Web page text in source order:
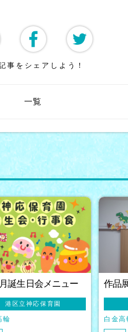
事をシェアしよう！
一覧
誕生日会メニュー
港区立神応保育園
輪
作品
白金高